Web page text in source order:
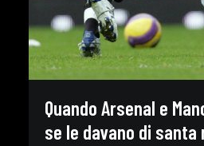
Quando Arsenal e
se le davano di santa